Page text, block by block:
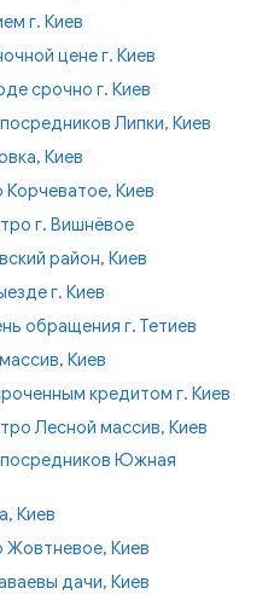
г. Киев
цене г. Киев
срочно г. Киев
Липки, Киев
Киев
Корчеватое, Киев
г. Вишнёвое
район, Киев
г. Киев
обращения г. Тетиев
Киев
кредитом г. Киев
Лесной массив, Киев
посредников Южная
Киев
Жовтневое, Киев
дачи, Киев